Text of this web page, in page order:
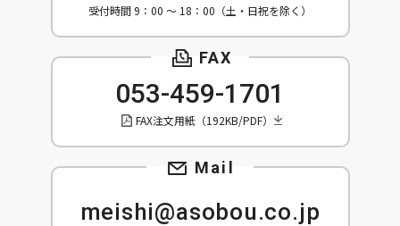
受付時間 9：00 ～ 18：00（土・日祝を除く）
053-459-1701
FAX注文用紙（192KB/PDF）
meishi@asobou.co.jp